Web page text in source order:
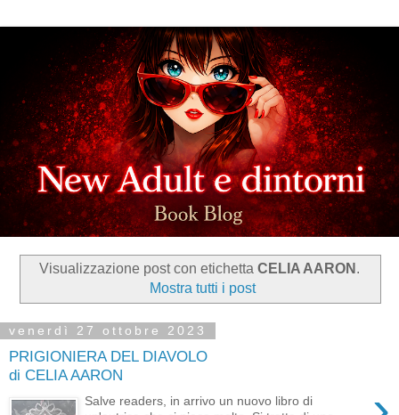
Visualizzazione post con etichetta CELIA AARON .
Mostra tutti i post
venerdì 27 ottobre 2023
PRIGIONIERA DEL DIAVOLO
di CELIA AARON
Salve readers, in arrivo un nuovo libro di